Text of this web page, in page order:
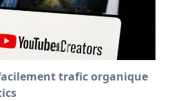
trafic organique